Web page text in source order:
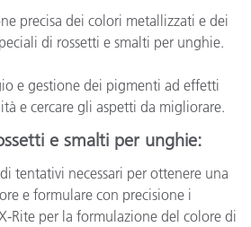
precisa dei colori metallizzati e dei
di rossetti e smalti per unghie.
e gestione dei pigmenti ad effetti
e cercare gli aspetti da migliorare.
e smalti per unghie:
tentativi necessari per ottenere una
e formulare con precisione i
Rite per la formulazione del colore di